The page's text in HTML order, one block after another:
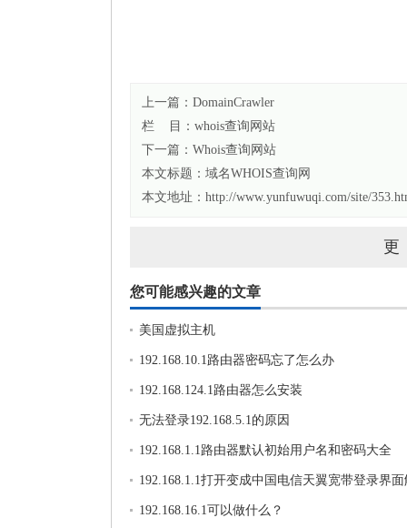
上一篇： DomainCrawler
栏 目： whois查询网站
下一篇： Whois查询网站
本文标题： 域名WHOIS查询网
本文地址：http://www.yunfuwuqi.com/site/
您可能感兴趣的文章
美国虚拟主机
192.168.10.1路由器密码忘了怎么办
192.168.124.1路由器怎么安装
无法登录192.168.5.1的原因
192.168.1.1路由器默认初始用户名和密码大全
192.168.1.1打开变成中国电信天翼宽带登录界
法
192.168.16.1可以做什么？